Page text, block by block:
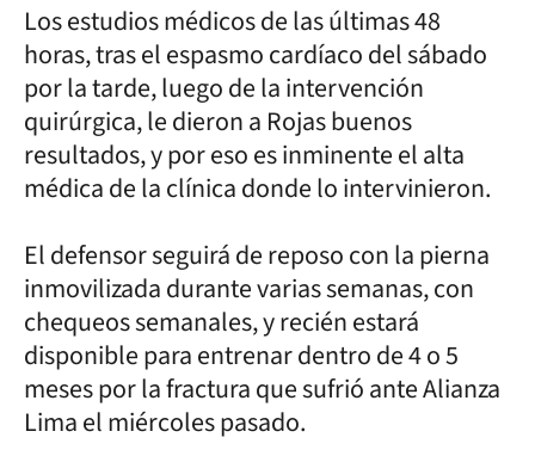
Los estudios médicos de las últimas 48
horas, tras el espasmo cardíaco del sábado
por la tarde, luego de la intervención
quirúrgica, le dieron a Rojas buenos
resultados, y por eso es inminente el alta
médica de la clínica donde lo intervinieron.
El defensor seguirá de reposo con la pierna
inmovilizada durante varias semanas, con
chequeos semanales, y recién estará
disponible para entrenar dentro de 4 o 5
meses por la fractura que sufrió ante Alianza
Lima el miércoles pasado.